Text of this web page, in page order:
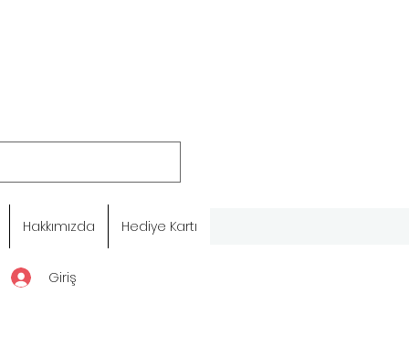
Hakkımızda Hediye Kartı
Giriş